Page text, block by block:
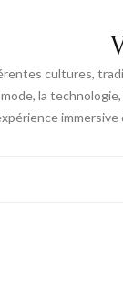
cultures,
la